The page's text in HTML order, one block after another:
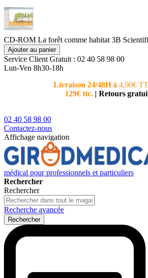
CD-ROM La forêt comme habitat 3B
Ajouter au panier
Service Client Gratuit : 02 40 58 98 00
Lun-Ven 8h30-18h
Livraison 24/48H à 4,90€
129€ ttc. | Retours
02 40 58 98 00
Contactez-nous
Affichage navigation
médical pour professionnels et particuliers
Rechercher
Rechercher
Recherche avancée
Rechercher